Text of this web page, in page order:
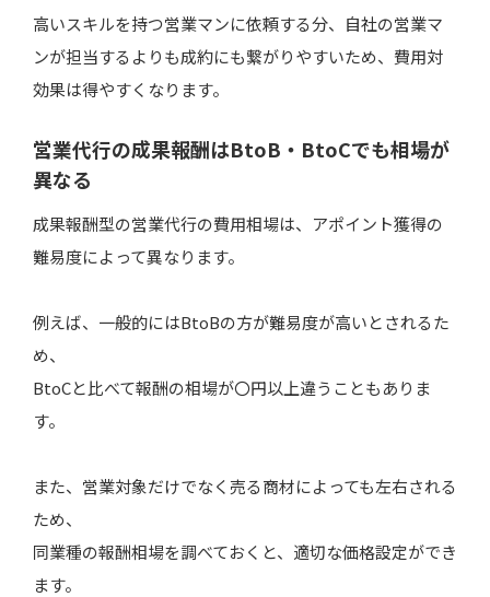
成果報酬型の営業代行を活用して売上アップを目指
そう！
高いスキルを持つ営業マンに依頼する分、自社の営業マ
ンが担当するよりも成約にも繋がりやすいため、費用対
効果は得やすくなります。
営業代行の成果報酬はBtoB・BtoCでも相場が
異なる
成果報酬型の営業代行の費用相場は、アポイント獲得の
難易度によって異なります。
例えば、一般的にはBtoBの方が難易度が高いとされるた
め、
BtoCと比べて報酬の相場が〇円以上違うこともありま
す。
また、営業対象だけでなく売る商材によっても左右される
ため、
同業種の報酬相場を調べておくと、適切な価格設定ができ
ます。